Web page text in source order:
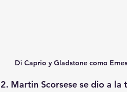
Di Caprio y Gladstone como
2. Martin Scorsese se dio a